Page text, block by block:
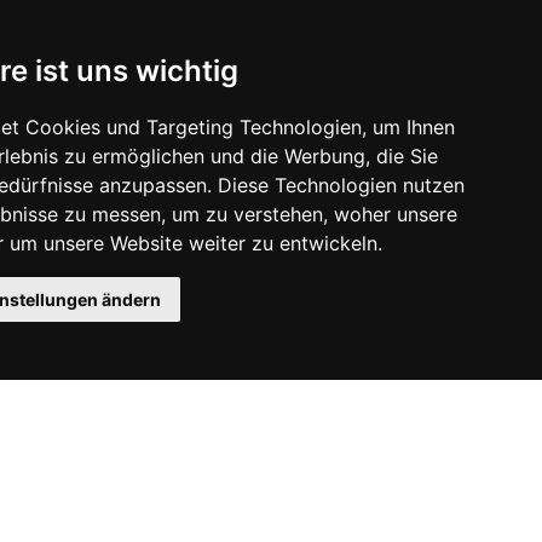
ist uns wichtig
Cookies und Targeting Technologien, um Ihnen
zu ermöglichen und die Werbung, die Sie
anzupassen. Diese Technologien nutzen
zu messen, um zu verstehen, woher unsere
um unsere Website weiter zu entwickeln.
ändern